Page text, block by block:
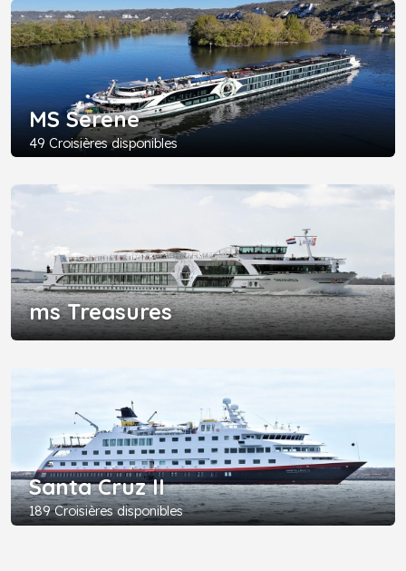
MS Serene
49 Croisières disponibles
ms Treasures
Santa Cruz II
189 Croisières disponibles